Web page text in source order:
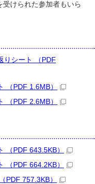
けられた参加者もいら
りシート （PDF
PDF 1.6MB）
PDF 2.6MB）
PDF 643.5KB）
PDF 664.2KB）
757.3KB）